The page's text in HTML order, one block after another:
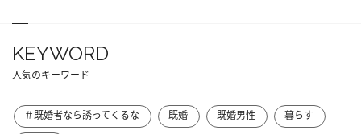
KEYWORD
人気のキーワード
＃既婚者なら誘ってくるな 既婚 既婚男性
暮らす